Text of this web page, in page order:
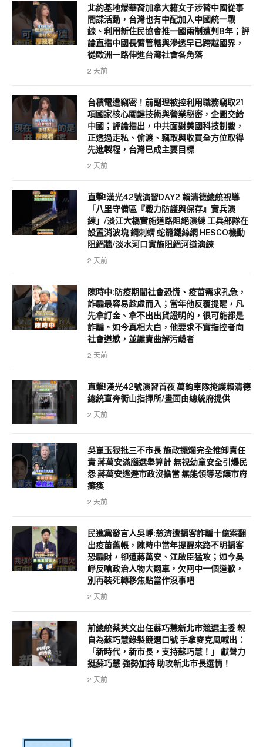
北約基地爆華裔加拿大籍女子涉替中國從事
間諜活動，台灣也有中配加入中國統一戰
線、利用新住民協會推一國兩制遭判8年；評
論直指中國長臂管轄與滲透早已跨越國界，
從歐洲一路伸進台灣社會各角落
2 天前
台積電遭竊密！前副理被控利用職務竊取21
項國家核心關鍵技術與營業秘密，企圖交給
中國；評論指出，中共面對美國科技制裁，
正透過走私、偷渡、竊取與收買全方位取得
先進製程，台灣已成主要目標
2 天前
直擊!漢光42號演習DAY2 賴清德總統視導
「八里守備區『戰力防護與保存』實兵演
練」/淡江大橋實施道路阻絕演練 工兵部隊在
設置消波塊 鋼刺蝟 蛇籠鐵絲網 HESCO機動
阻絕牆/淡水河口實施阻絕河道演練
2 天前
陳時中:防疫期間社會恐慌、疫苗需求孔急，
詐騙最容易趁虛而入；當年他反覆提醒，凡
先拿訂金、拿不出出貨證明的，很可能都是
詐騙。如今真相大白，他要求不實指控者向
社會道歉，並譴責曲解污衊者
2 天前
直擊!漢光42號演習首夜 萬鈞車隊掩護賴清德
總統直奔衡山指揮所/畫面由總統府提供
2 天前
吳崑玉狠批三不市長 施政擺爛完全推卸責任
責 蔣萬安滿腦選舉算計 無視幼童安全引爆民
怨 蔣萬安逃避市政沒擔當 無能領導恐讓市府
癱瘓
2 天前
民進黨發言人吳崢:慈濟遭掮客詐騙十億案翻
出疫苗舊帳，陳時中當年提醒來路不明掮客
恐騙財，卻遭蔣萬安、江啟臣猛攻；如今吳
崢反嗆政治人物大翻車，欠阿中一個道歉，
別再裝死轉移焦點當作沒事吧
2 天前
前總統蔡英文出任蘇巧慧新北市競選主委 親
自為蘇巧慧錄製競選口號 手拿麥克風喊出：
「新時代，新市長，支持蘇巧慧！」 獻聲力
挺蘇巧慧 強勢加持 助攻新北市長選情！
2 天前